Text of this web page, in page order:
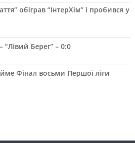
обіграв “ІнтерХім” і пробився у
“Лівий Берег” – 0:0
Фінал восьми Першої ліги